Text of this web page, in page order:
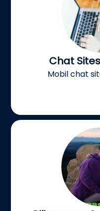
Chat
Mobil chat